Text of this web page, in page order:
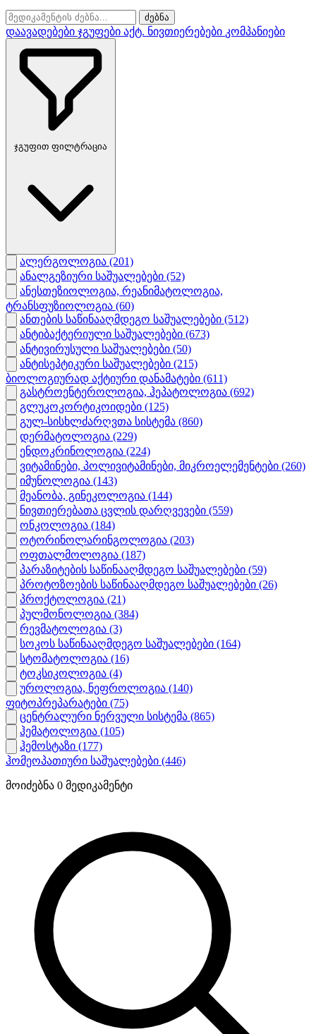
ძებნა
დაავადებები ჯგუფები აქტ. ნივთიერებები კომპანიები
ჯგუფით ფილტრაცია
ალერგოლოგია (201)
ანალგეზიური საშუალებები (52)
ანესთეზიოლოგია, რეანიმატოლოგია,
ტრანსფუზიოლოგია (60)
ანთების საწინააღმდეგო საშუალებები (512)
ანტიბაქტერიული საშუალებები (673)
ანტივირუსული საშუალებები (50)
ანტისეპტიკური საშუალებები (215)
ბიოლოგიურად აქტიური დანამატები (611)
გასტროენტეროლოგია, ჰეპატოლოგია (692)
გლუკოკორტიკოიდები (125)
გულ-სისხლძარღვთა სისტემა (860)
დერმატოლოგია (229)
ენდოკრინოლოგია (224)
ვიტამინები, პოლივიტამინები, მიკროელემენტები (260)
იმუნოლოგია (143)
მეანობა, გინეკოლოგია (144)
ნივთიერებათა ცვლის დარღვევები (559)
ონკოლოგია (184)
ოტორინოლარინგოლოგია (203)
ოფთალმოლოგია (187)
პარაზიტების საწინააღმდეგო საშუალებები (59)
პროტოზოების საწინააღმდეგო საშუალებები (26)
პროქტოლოგია (21)
პულმონოლოგია (384)
რევმატოლოგია (3)
სოკოს საწინააღმდეგო საშუალებები (164)
სტომატოლოგია (16)
ტოკსიკოლოგია (4)
უროლოგია, ნეფროლოგია (140)
ფიტოპრეპარატები (75)
ცენტრალური ნერვული სისტემა (865)
ჰემატოლოგია (105)
ჰემოსტაზი (177)
ჰომეოპათიური საშუალებები (446)
მოიძებნა 0 მედიკამენტი